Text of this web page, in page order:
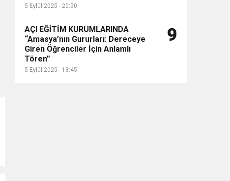
5 Eylül 2025 - 20:50
AÇI EĞİTİM KURUMLARINDA
“Amasya’nın Gururları: Dereceye
Giren Öğrenciler İçin Anlamlı
Tören”
5 Eylül 2025 - 18:45
9